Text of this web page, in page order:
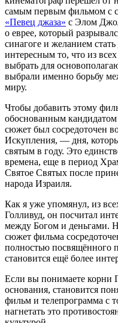
самым первым фильмом с
«Певец джаза» с Элом
о еврее, который
синагоге и желанием
интересным то, что из
выбрать для
выбрали именно борьбу
миру.
Чтобы добавить этому
обоснованным
сюжет был сосредоточен
Искупления, — дня,
святым в году. Это
времена, еще в период
Святое Святых после
народа Израиля.
Как я уже упомянул, из
Голливуд, он посчитал
между Богом и деньгами.
сюжет фильма
полностью
становится ещё более
Если вы понимаете корни
основания, становится
фильм и телепрограмма с
нагнетать это